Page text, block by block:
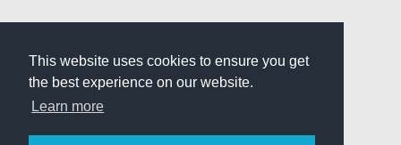
This website uses cookies to ensure you get
the best experience on our website.
Learn more